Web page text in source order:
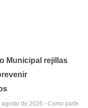
Municipal rejillas
de 2026.- Como parte